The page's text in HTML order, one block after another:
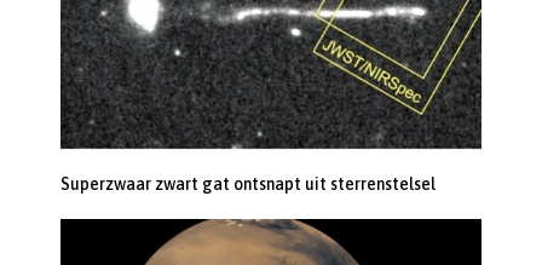
Superzwaar zwart gat ontsnapt uit sterrenstelsel